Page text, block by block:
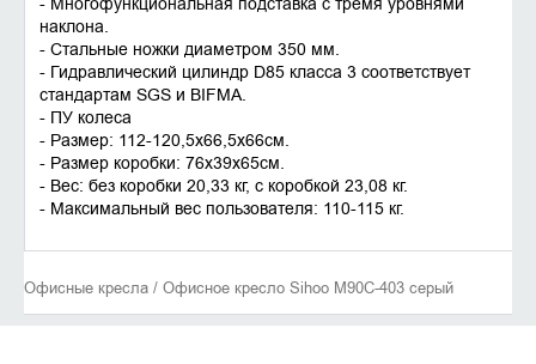
наклона.
- Стальные ножки диаметром 350 мм.
- Гидравлический цилиндр D85 класса 3 соответствует
стандартам SGS и BIFMA.
- ПУ колеса
- Размер: 112-120,5х66,5х66см.
- Размер коробки: 76x39x65см.
- Вес: без коробки 20,33 кг, с коробкой 23,08 кг.
- Максимальный вес пользователя: 110-115 кг.
Офисные кресла / Офисное кресло Sihoo M90C-403 серый